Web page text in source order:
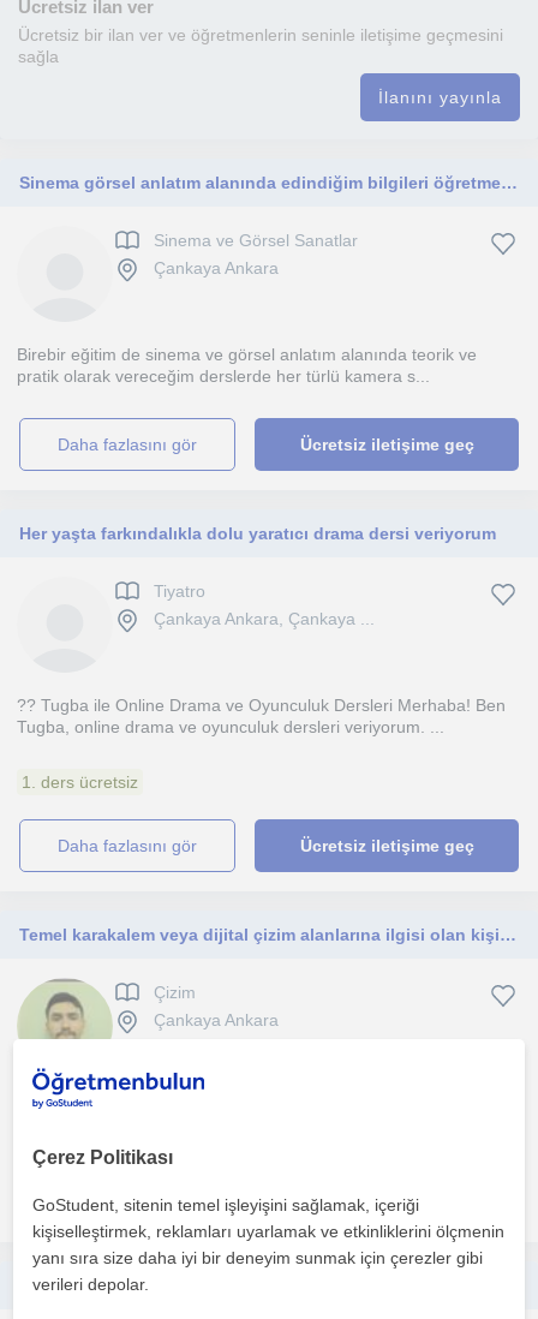
Ücretsiz ilan ver
Ücretsiz bir ilan ver ve öğretmenlerin seninle iletişime geçmesini
sağla
İlanını yayınla
Sinema görsel anlatım alanında edindiğim bilgileri öğretmek isterim
Sinema ve Görsel Sanatlar
Çankaya Ankara
Birebir eğitim de sinema ve görsel anlatım alanında teorik ve
pratik olarak vereceğim derslerde her türlü kamera s...
daha fazlasını gör Ücretsiz iletişime geç
Her yaşta farkındalıkla dolu yaratıcı drama dersi veriyorum
Tiyatro
Çankaya Ankara, Çankaya ...
?? Tugba ile Online Drama ve Oyunculuk Dersleri Merhaba! Ben
Tugba, online drama ve oyunculuk dersleri veriyorum. ...
1. ders ücretsiz
daha fazlasını gör Ücretsiz iletişime geç
Temel karakalem veya dijital çizim alanlarına ilgisi olan kişiler
Çizim
Çankaya Ankara
Çizim konusunda temel şekillerden başlayarak persektif, anatomi
daha fazlasını gör Ücretsiz iletişime geç
Çerez Politikası
GoStudent, sitenin temel işleyişini sağlamak, içeriği
kişiselleştirmek, reklamları uyarlamak ve etkinliklerini ölçmenin
yanı sıra size daha iyi bir deneyim sunmak için çerezler gibi
verileri depolar.